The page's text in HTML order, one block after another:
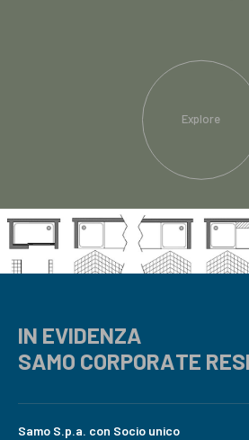
Explore
IN EVIDENZA
SAMO CORPORATE
Samo S.p.a. con Socio unico